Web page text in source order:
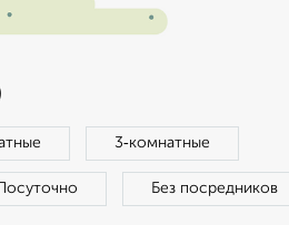
3‑комнатные
Посуточно Без посредников